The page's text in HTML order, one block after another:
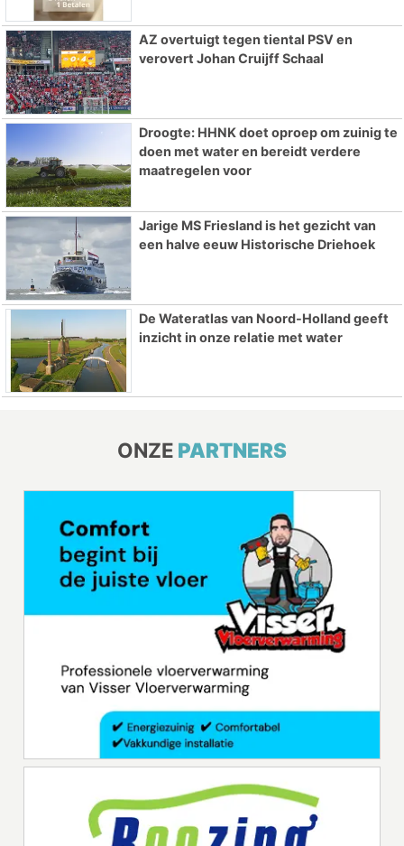
AZ overtuigt tegen tiental PSV en
verovert Johan Cruijff Schaal
Droogte: HHNK doet oproep om zuinig te
doen met water en bereidt verdere
maatregelen voor
Jarige MS Friesland is het gezicht van
een halve eeuw Historische Driehoek
De Wateratlas van Noord-Holland geeft
inzicht in onze relatie met water
ONZE PARTNERS